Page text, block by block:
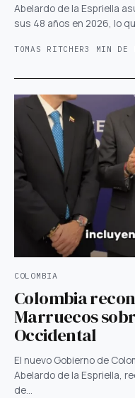
Abelardo de la Espriella
sus 48 años en 2026, lo
TOMAS RITCHER3 MIN DE
COLOMBIA
Colombia
Marruecos
Occidental
El nuevo Gobierno de
Abelardo de la Espriella,
de…